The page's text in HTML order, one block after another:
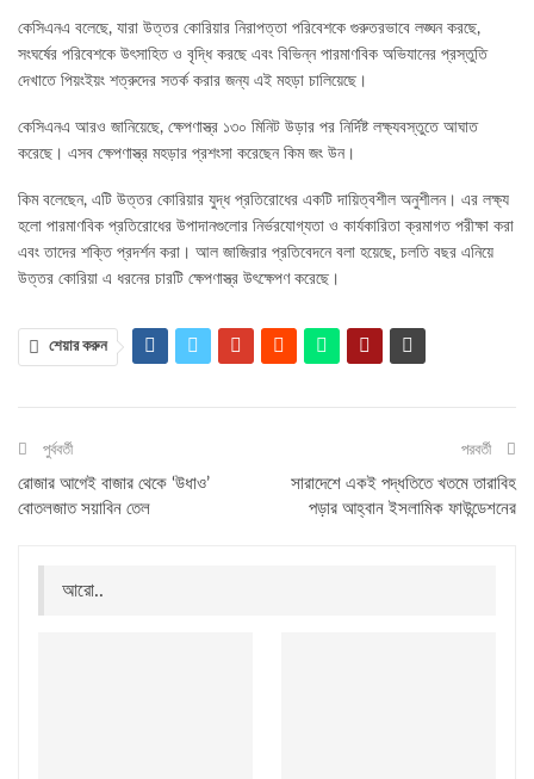
কেসিএনএ বলেছে, যারা উত্তর কোরিয়ার নিরাপত্তা পরিবেশকে গুরুতরভাবে লঙ্ঘন করছে,
সংঘর্ষের পরিবেশকে উৎসাহিত ও বৃদ্ধি করছে এবং বিভিন্ন পারমাণবিক অভিযানের প্রস্তুতি
দেখাতে পিয়ংইয়ং শত্রুদের সতর্ক করার জন্য এই মহড়া চালিয়েছে।
কেসিএনএ আরও জানিয়েছে, ক্ষেপণাস্ত্র ১৩০ মিনিট উড়ার পর নির্দিষ্ট লক্ষ্যবস্তুতে আঘাত
করেছে। এসব ক্ষেপণাস্ত্র মহড়ার প্রশংসা করেছেন কিম জং উন।
কিম বলেছেন, এটি উত্তর কোরিয়ার যুদ্ধ প্রতিরোধের একটি দায়িত্বশীল অনুশীলন। এর লক্ষ্য
হলো পারমাণবিক প্রতিরোধের উপাদানগুলোর নির্ভরযোগ্যতা ও কার্যকারিতা ক্রমাগত পরীক্ষা করা
এবং তাদের শক্তি প্রদর্শন করা। আল জাজিরার প্রতিবেদনে বলা হয়েছে, চলতি বছর এনিয়ে
উত্তর কোরিয়া এ ধরনের চারটি ক্ষেপণাস্ত্র উৎক্ষেপণ করেছে।
শেয়ার করুন
পুর্ববর্তী
রোজার আগেই বাজার থেকে ‘উধাও’
বোতলজাত সয়াবিন তেল
পরবর্তী
সারাদেশে একই পদ্ধতিতে খতমে তারাবিহ
পড়ার আহ্বান ইসলামিক ফাউন্ডেশনের
আরো..